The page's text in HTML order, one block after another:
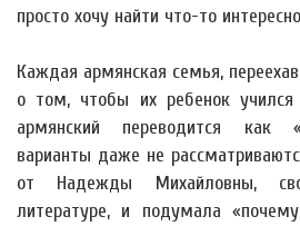
просто хочу найти что-то
Каждая армянская семья,
о том, чтобы их ребенок
армянский переводится как
варианты даже не
от Надежды Михайловны,
литературе, и подумала